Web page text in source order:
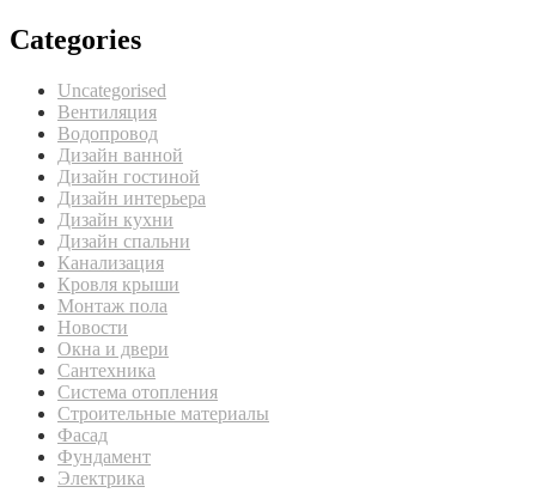
Categories
Uncategorised
Вентиляция
Водопровод
Дизайн ванной
Дизайн гостиной
Дизайн интерьера
Дизайн кухни
Дизайн спальни
Канализация
Кровля крыши
Монтаж пола
Новости
Окна и двери
Сантехника
Система отопления
Строительные материалы
Фасад
Фундамент
Электрика